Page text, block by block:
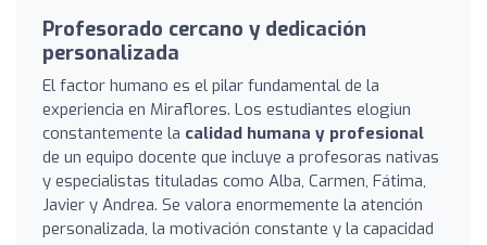
Profesorado cercano y dedicación
personalizada
El factor humano es el pilar fundamental de la
experiencia en Miraflores. Los estudiantes elogiun
constantemente la calidad humana y profesional
de un equipo docente que incluye a profesoras nativas
y especialistas tituladas como Alba, Carmen, Fátima,
Javier y Andrea. Se valora enormemente la atención
personalizada, la motivación constante y la capacidad